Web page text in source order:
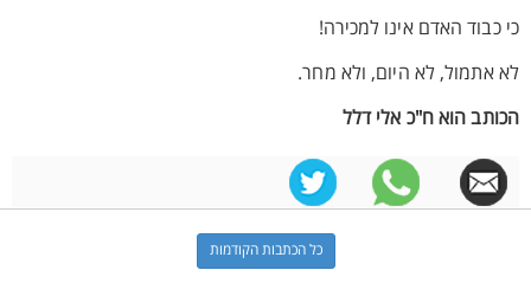
כי כבוד האדם אינו למכירה!
לא אתמול, לא היום, ולא מחר.
הכותב הוא ח"כ אלי דלל
כל הכתבות הקודמות